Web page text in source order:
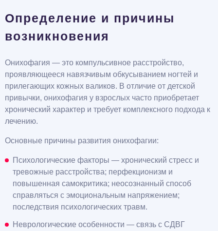
Определение и причины
возникновения
Онихофагия — это компульсивное расстройство,
проявляющееся навязчивым обкусыванием ногтей и
прилегающих кожных валиков. В отличие от детской
привычки, онихофагия у взрослых часто приобретает
хронический характер и требует комплексного подхода к
лечению.
Основные причины развития онихофагии:
Психологические факторы — хронический стресс и
тревожные расстройства; перфекционизм и
повышенная самокритика; неосознанный способ
справляться с эмоциональным напряжением;
последствия психологических травм.
Неврологические особенности — связь с СДВГ